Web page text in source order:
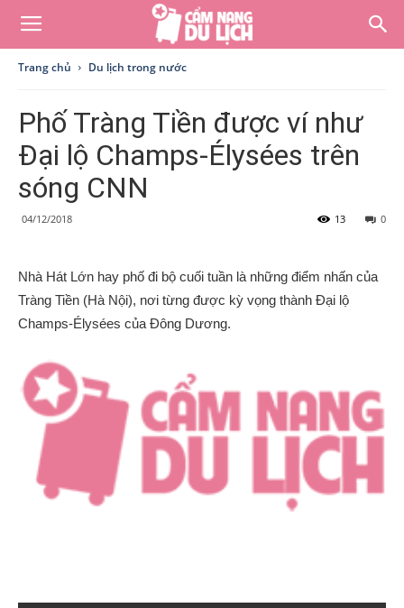
Trang chủ Du lịch trong nước
Phố Tràng Tiền được ví như
Đại lộ Champs-Élysées trên
sóng CNN
04/12/2018 0
13
Nhà Hát Lớn hay phố đi bộ cuối tuần là những điểm nhấn của
Tràng Tiền (Hà Nội), nơi từng được kỳ vọng thành Đại lộ
Champs-Élysées của Đông Dương.